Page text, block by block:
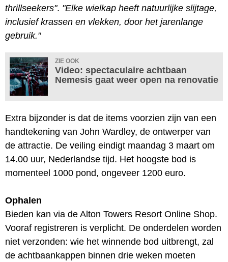
thrillseekers". "Elke wielkap heeft natuurlijke slijtage,
inclusief krassen en vlekken, door het jarenlange
gebruik."
ZIE OOK
Video: spectaculaire achtbaan
Nemesis gaat weer open na renovatie
Extra bijzonder is dat de items voorzien zijn van een
handtekening van John Wardley, de ontwerper van
de attractie. De veiling eindigt maandag 3 maart om
14.00 uur, Nederlandse tijd. Het hoogste bod is
momenteel 1000 pond, ongeveer 1200 euro.
Ophalen
Bieden kan via de Alton Towers Resort Online Shop.
Vooraf registreren is verplicht. De onderdelen worden
niet verzonden: wie het winnende bod uitbrengt, zal
de achtbaankappen binnen drie weken moeten